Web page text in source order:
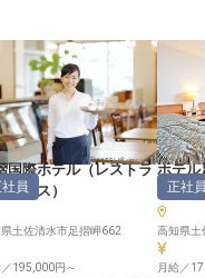
国際ホテル（レストラ
ービス ）
員
土佐清水市足摺岬662
／195,000円～
ホテル
タッフ
正社員
高知県土
月給／